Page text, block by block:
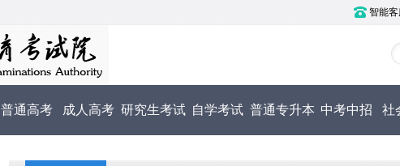
智能客
普通高考 成人高考 研究生考试 自学考试 普通专升本 中考中招 社